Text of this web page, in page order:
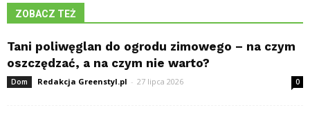
ZOBACZ TEŻ
Tani poliwęglan do ogrodu zimowego – na czym
oszczędzać, a na czym nie warto?
Dom Redakcja Greenstyl.pl - 27 lipca 2026 0